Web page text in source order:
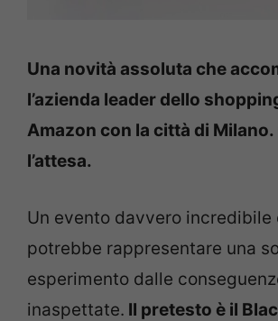
Una novità assoluta che
l’azienda leader dello
Amazon con la città di Milano.
l’attesa.
Un evento davvero incredibile
potrebbe rappresentare una
esperimento dalle
inaspettate. Il pretesto è il